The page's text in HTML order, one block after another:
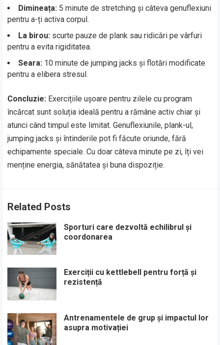
Dimineața: 5 minute de stretching și câteva genuflexiuni
pentru a-ți activa corpul.
La birou: scurte pauze de plank sau ridicări pe vârfuri
pentru a evita rigiditatea.
Seara: 10 minute de jumping jacks și flotări modificate
pentru a elibera stresul.
Concluzie: Exercițiile ușoare pentru zilele cu program
încărcat sunt soluția ideală pentru a rămâne activ chiar și
atunci când timpul este limitat. Genuflexiunile, plank-ul,
jumping jacks și întinderile pot fi făcute oriunde, fără
echipamente speciale. Cu doar câteva minute pe zi, îți vei
menține energia, sănătatea și buna dispoziție.
Related Posts
Sporturi care dezvoltă echilibrul și
coordonarea
Exerciții cu kettlebell pentru forță și
rezistență
Antrenamentele de grup și impactul lor
asupra motivației